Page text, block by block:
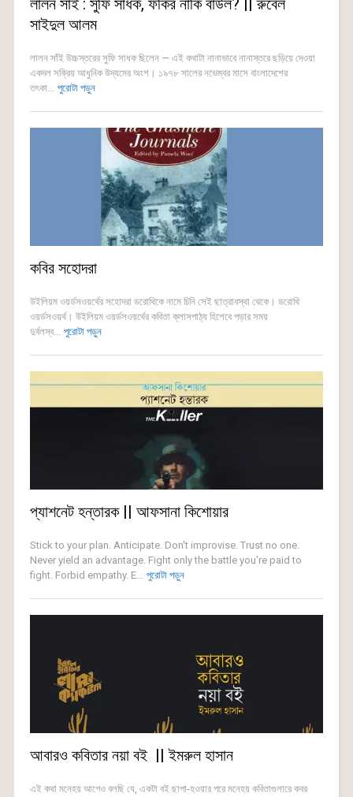
লালন সাঁই : সুফি সাধক, ফকির নাকি বাউল? || রুবেল
সাইদুল আলম
লালন সাঁই উচ্চস্তরের সুফি সাধক ছিলেন — এই কথাটা নানাভাবে নানাস্তরে ছড়িয়ে দেওয়া
একদল সক্রিয় আধুনিক উদ্যমের অংশ। ১৯৭৮ সালের নভেম্বর মাসে বাংলাদেশের
তৎকা... পুরোটা পড়ুন
কবির সহোদরা
উইলিয়ম ওয়র্ডসওয়র্থের সহোদরা ডরোথিকে নামে চিনি সেই ছাত্রাবস্থা থেকে। ডরোথি
ওয়র্ডসওয়র্থ। উইলিয়ম ওয়র্ডসওয়র্থের কবিতা ক্লাসপাঠ্য হিশেবে পড়ার সময়
দুর্বলস্ব... পুরোটা পড়ুন
প্যাশনেট হন্তারক || আফসানা কিশোয়ার
Stick to your plan. Anticipate. Don't improvise. Trust no one.
Never yield an advantage. Fight only the battle you're paid to
fight. Forbid empathy. E... পুরোটা পড়ুন
আবারও কবিতার নয়া বই || ইমরুল হাসান
এই কথা মনেহয় আগেও বলছি যে, একটা বই ছাপা-হওয়ার পরে মনেহয় কবিতাগুলারে কবর